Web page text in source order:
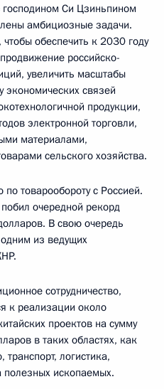
Си Цзиньпином
амбициозные задачи.
чтобы обеспечить к 2030 году
российско-
увеличить масштабы
экономических связей
продукции,
электронной торговли,
материалами,
сельского хозяйства.
товарообороту с Россией.
очередной рекорд
В свою очередь
из ведущих
сотрудничество,
к реализации около
проектов на сумму
в таких областях, как
логистика,
полезных ископаемых.